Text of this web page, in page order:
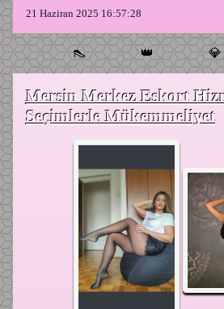
21 Haziran 2025 16:57:28
👠 👑 💎
Mersin Merkez Eskort
Seçimlerle Mükemmeliyet